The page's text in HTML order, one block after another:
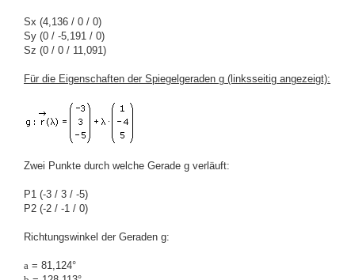
Sx (4,136 / 0 / 0)
Sy (0 / -5,191 / 0)
Sz (0 / 0 / 11,091)
Für die Eigenschaften der Spiegelgeraden g (linksseitig angezeigt):
Zwei Punkte durch welche Gerade g verläuft:
P1 (-3 / 3 / -5)
P2 (-2 / -1 / 0)
Richtungswinkel der Geraden g:
a = 81,124°